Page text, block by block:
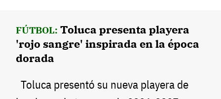
FÚTBOL: Toluca presenta playera
'rojo sangre' inspirada en la época
dorada
Toluca presentó su nueva playera de